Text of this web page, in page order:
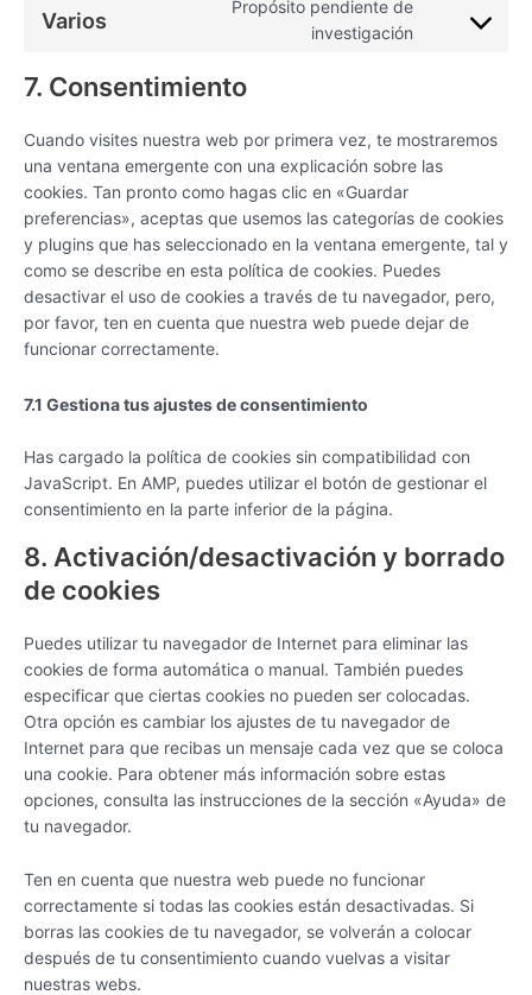
Varios
Propósito pendiente de
investigación
7. Consentimiento
Cuando visites nuestra web por primera vez, te mostraremos
una ventana emergente con una explicación sobre las
cookies. Tan pronto como hagas clic en «Guardar
preferencias», aceptas que usemos las categorías de cookies
y plugins que has seleccionado en la ventana emergente, tal y
como se describe en esta política de cookies. Puedes
desactivar el uso de cookies a través de tu navegador, pero,
por favor, ten en cuenta que nuestra web puede dejar de
funcionar correctamente.
7.1 Gestiona tus ajustes de consentimiento
Has cargado la política de cookies sin compatibilidad con
JavaScript. En AMP, puedes utilizar el botón de gestionar el
consentimiento en la parte inferior de la página.
8. Activación/desactivación y borrado
de cookies
Puedes utilizar tu navegador de Internet para eliminar las
cookies de forma automática o manual. También puedes
especificar que ciertas cookies no pueden ser colocadas.
Otra opción es cambiar los ajustes de tu navegador de
Internet para que recibas un mensaje cada vez que se coloca
una cookie. Para obtener más información sobre estas
opciones, consulta las instrucciones de la sección «Ayuda» de
tu navegador.
Ten en cuenta que nuestra web puede no funcionar
correctamente si todas las cookies están desactivadas. Si
borras las cookies de tu navegador, se volverán a colocar
después de tu consentimiento cuando vuelvas a visitar
nuestras webs.